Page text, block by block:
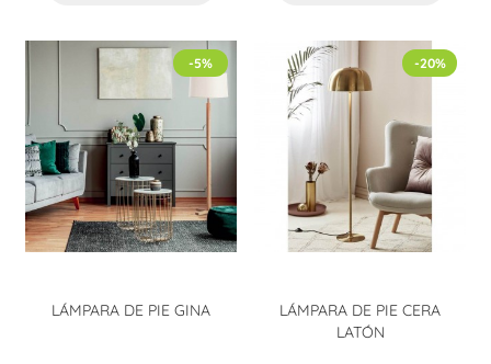
LÁMPARA DE PIE GINA
-5%
LÁMPARA DE PIE CERA
LATÓN
-20%